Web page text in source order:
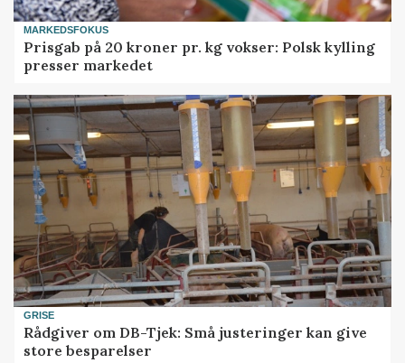
MARKEDSFOKUS
Prisgab på 20 kroner pr. kg vokser: Polsk kylling
presser markedet
GRISE
Rådgiver om DB-Tjek: Små justeringer kan give
store besparelser